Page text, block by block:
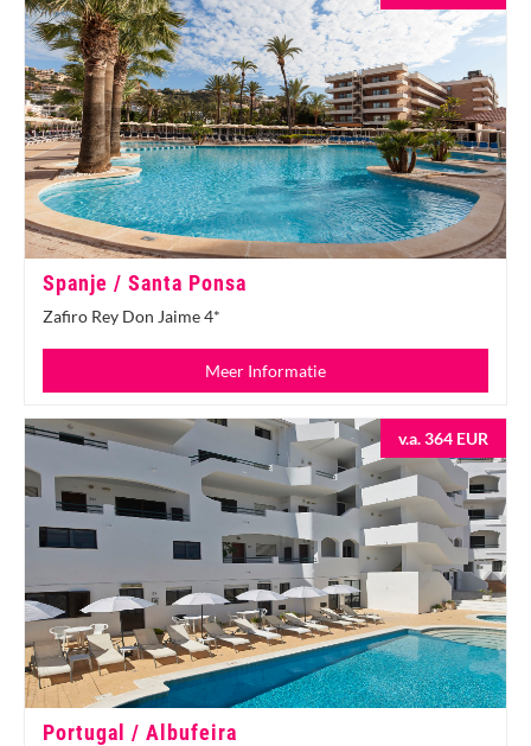
Spanje / Santa Ponsa
Zafiro Rey Don Jaime 4*
Meer Informatie
v.a. 364 EUR
Portugal / Albufeira